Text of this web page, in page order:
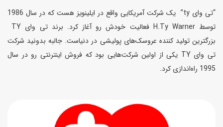
“تی وای ty” یک شرکت آمریکایی واقع در ایلینویز هست که در سال 1986
بزرگترین تولید کننده عروسک‌های پولیشی در دنیاست. جالبه بدونید شرکت
تی وای TY یکی از اولین شرکت‌هایی بود که فروش اینترنتی رو در سال
1995 راه‌اندازی کرد.